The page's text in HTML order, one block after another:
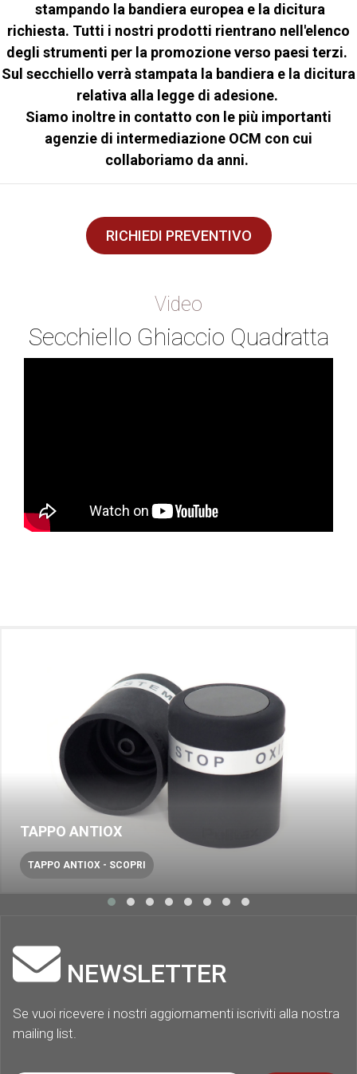
stampando la bandiera europea e la dicitura
richiesta. Tutti i nostri prodotti rientrano nell'elenco
degli strumenti per la promozione verso paesi terzi.
Sul secchiello verrà stampata la bandiera e la dicitura
relativa alla legge di adesione.
Siamo inoltre in contatto con le più importanti
agenzie di intermediazione OCM con cui
collaboriamo da anni.
RICHIEDI PREVENTIVO
Video
Secchiello Ghiaccio Quadratta
TAPPO ANTIOX
TAPPO ANTIOX - SCOPRI
NEWSLETTER
Se vuoi ricevere i nostri aggiornamenti iscriviti alla nostra
mailing list.